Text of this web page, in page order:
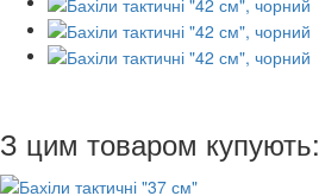
З цим товаром купують: